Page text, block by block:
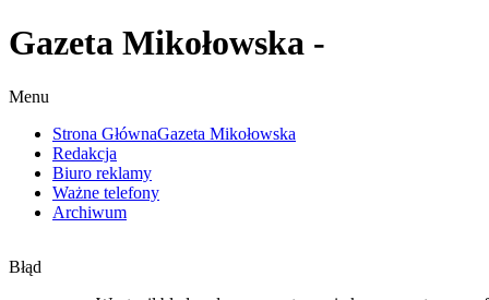
Gazeta Mikołowska -
Menu
Strona GłównaGazeta Mikołowska
Redakcja
Biuro reklamy
Ważne telefony
Archiwum
Błąd